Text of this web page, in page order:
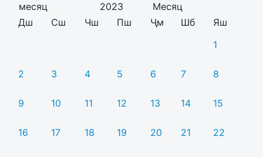
2023
Дш
Сш Чш Пш Ҷм Шб
Яш
1
2 3 4 5 6 7 8
9 10 11 12 13 14 15
16 17 18 19 20 21 22